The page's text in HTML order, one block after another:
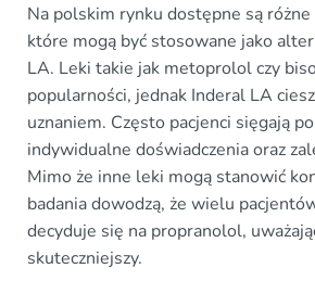
Na polskim rynku dostępne są
które mogą być stosowane jako
LA. Leki takie jak metoprolol czy
popularności, jednak Inderal LA
uznaniem. Często pacjenci sięgają
indywidualne doświadczenia oraz
Mimo że inne leki mogą stanowić
badania dowodzą, że wielu
decyduje się na propranolol,
skuteczniejszy.